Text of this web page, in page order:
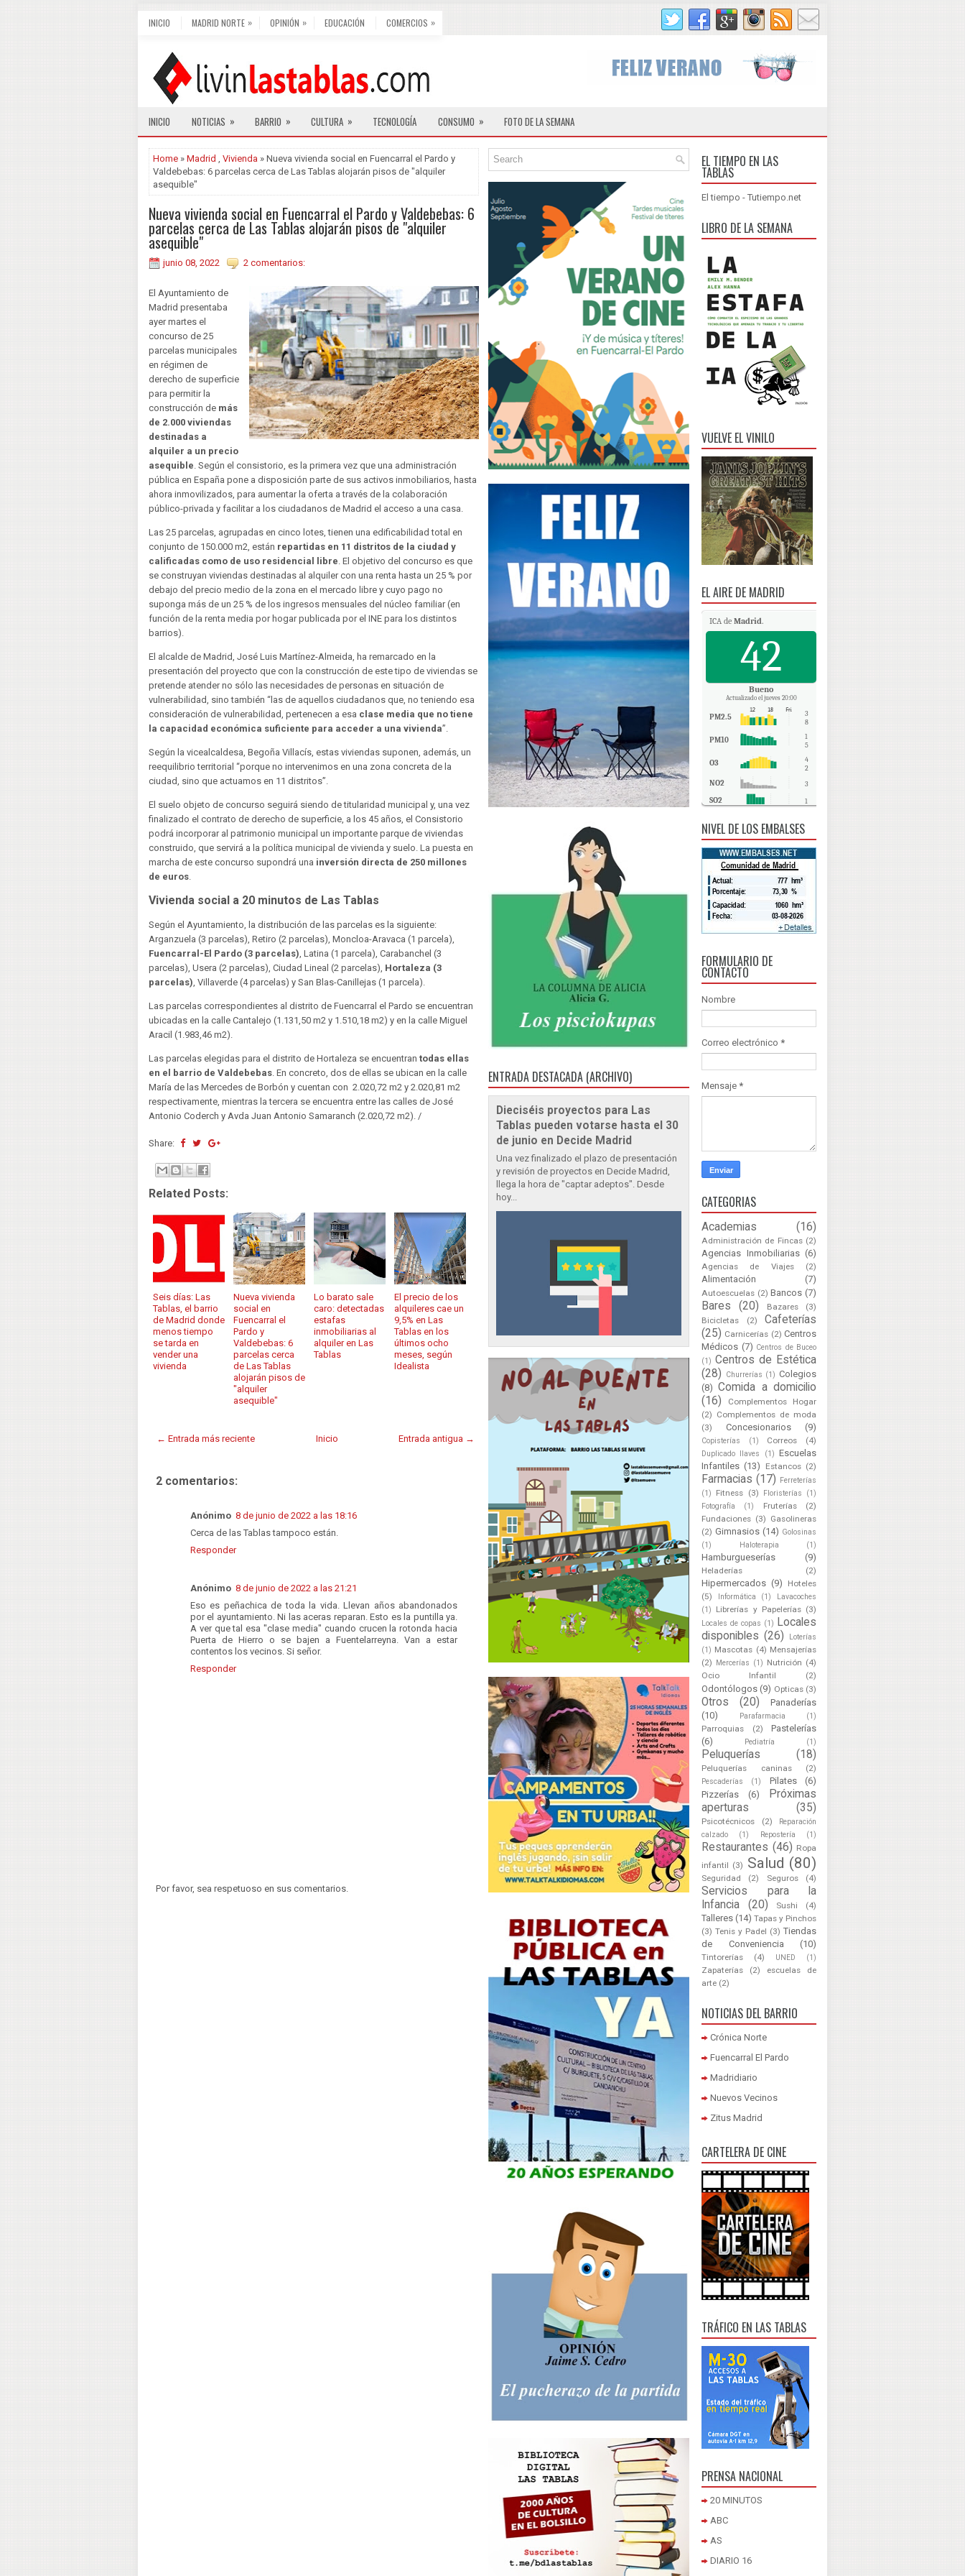
INICIO MADRID NORTE » OPINIÓN » EDUCACIÓN COMERCIOS »
INICIO NOTICIAS » BARRIO » CULTURA » TECNOLOGÍA CONSUMO » FOTO DE LA SEMANA
Home » Madrid , Vivienda » Nueva vivienda social en Fuencarral el Pardo y
Valdebebas: 6 parcelas cerca de Las Tablas alojarán pisos de "alquiler
asequible"
Nueva vivienda social en Fuencarral el Pardo y Valdebebas: 6
parcelas cerca de Las Tablas alojarán pisos de "alquiler
asequible"
junio 08, 2022 2 comentarios:
El Ayuntamiento de
Madrid presentaba
ayer martes el
concurso de 25
parcelas municipales
en régimen de
derecho de superficie
para permitir la
construcción de más
de 2.000 viviendas
destinadas a
alquiler a un precio
asequible. Según el consistorio, es la primera vez que una administración
pública en España pone a disposición parte de sus activos inmobiliarios, hasta
ahora inmovilizados, para aumentar la oferta a través de la colaboración
público-privada y facilitar a los ciudadanos de Madrid el acceso a una casa.
Las 25 parcelas, agrupadas en cinco lotes, tienen una edificabilidad total en
conjunto de 150.000 m2, están repartidas en 11 distritos de la ciudad y
calificadas como de uso residencial libre. El objetivo del concurso es que
se construyan viviendas destinadas al alquiler con una renta hasta un 25 % por
debajo del precio medio de la zona en el mercado libre y cuyo pago no
suponga más de un 25 % de los ingresos mensuales del núcleo familiar (en
función de la renta media por hogar publicada por el INE para los distintos
barrios).
El alcalde de Madrid, José Luis Martínez-Almeida, ha remarcado en la
presentación del proyecto que con la construcción de este tipo de viviendas se
pretende atender no sólo las necesidades de personas en situación de
vulnerabilidad, sino también “las de aquellos ciudadanos que, no teniendo esa
consideración de vulnerabilidad, pertenecen a esa clase media que no tiene
la capacidad económica suficiente para acceder a una vivienda”.
Según la vicealcaldesa, Begoña Villacís, estas viviendas suponen, además, un
reequilibrio territorial “porque no intervenimos en una zona concreta de la
ciudad, sino que actuamos en 11 distritos”.
El suelo objeto de concurso seguirá siendo de titularidad municipal y, una vez
finalizado el contrato de derecho de superficie, a los 45 años, el Consistorio
podrá incorporar al patrimonio municipal un importante parque de viviendas
construido, que servirá a la política municipal de vivienda y suelo. La puesta en
marcha de este concurso supondrá una inversión directa de 250 millones
de euros.
Vivienda social a 20 minutos de Las Tablas
Según el Ayuntamiento, la distribución de las parcelas es la siguiente:
Arganzuela (3 parcelas), Retiro (2 parcelas), Moncloa-Aravaca (1 parcela),
Fuencarral-El Pardo (3 parcelas), Latina (1 parcela), Carabanchel (3
parcelas), Usera (2 parcelas), Ciudad Lineal (2 parcelas), Hortaleza (3
parcelas), Villaverde (4 parcelas) y San Blas-Canillejas (1 parcela).
Las parcelas correspondientes al distrito de Fuencarral el Pardo se encuentran
ubicadas en la calle Cantalejo (1.131,50 m2 y 1.510,18 m2) y en la calle Miguel
Aracil (1.983,46 m2).
Las parcelas elegidas para el distrito de Hortaleza se encuentran todas ellas
en el barrio de Valdebebas. En concreto, dos de ellas se ubican en la calle
María de las Mercedes de Borbón y cuentan con 2.020,72 m2 y 2.020,81 m2
respectivamente, mientras la tercera se encuentra entre las calles de José
Antonio Coderch y Avda Juan Antonio Samaranch (2.020,72 m2). /
Share:
Related Posts:
Seis días: Las
Tablas, el barrio
de Madrid donde
menos tiempo
se tarda en
vender una
vivienda
Nueva vivienda
social en
Fuencarral el
Pardo y
Valdebebas: 6
parcelas cerca
de Las Tablas
alojarán pisos de
"alquiler
asequible"
Lo barato sale
caro: detectadas
estafas
inmobiliarias al
alquiler en Las
Tablas
El precio de los
alquileres cae un
9,5% en Las
Tablas en los
últimos ocho
meses, según
Idealista
← Entrada más reciente Entrada antigua →
Inicio
2 comentarios:
Anónimo 8 de junio de 2022 a las 18:16
Cerca de las Tablas tampoco están.
Responder
Anónimo 8 de junio de 2022 a las 21:21
Eso es peñachica de toda la vida. Llevan años abandonados
por el ayuntamiento. Ni las aceras reparan. Esto es la puntilla ya.
A ver que tal esa "clase media" cuando crucen la rotonda hacia
Puerta de Hierro o se bajen a Fuentelarreyna. Van a estar
contentos los vecinos. Si señor.
Responder
Por favor, sea respetuoso en sus comentarios.
ENTRADA DESTACADA (ARCHIVO)
Dieciséis proyectos para Las
Tablas pueden votarse hasta el 30
de junio en Decide Madrid
Una vez finalizado el plazo de presentación
y revisión de proyectos en Decide Madrid,
llega la hora de "captar adeptos". Desde
hoy...
EL TIEMPO EN LAS
TABLAS
El tiempo - Tutiempo.net
LIBRO DE LA SEMANA
VUELVE EL VINILO
EL AIRE DE MADRID
ICA de Madrid.
42
Bueno
Actualizado el jueves 20:00
PM2.5
3
8
PM10
1
5
O3
4
2
NO2 3
SO2 1
NIVEL DE LOS EMBALSES
FORMULARIO DE
CONTACTO
Nombre
Correo electrónico *
Mensaje *
CATEGORIAS
Academias (16)
Administración de Fincas (2)
Agencias Inmobiliarias (6)
Agencias de Viajes (2)
Alimentación (7)
Autoescuelas (2) Bancos (7)
Bares (20) Bazares
(3)
Bicicletas
(2)
Cafeterías
(25) Carnicerías (2) Centros
Médicos (7) Centros de Buceo
(1) Centros de Estética
(28)
Churrerías (1) Colegios
(8) Comida a domicilio
(16)
Complementos Hogar
(2) Complementos de moda
(3)
Concesionarios (9)
Copisterías (1) Correos (4)
Duplicado llaves (1) Escuelas
Infantiles (13) Estancos (2)
Farmacias (17) Ferreterías
(1)
Fitness (3) Floristerías
(1)
Fotografía
(1) Fruterías
(2)
Fundaciones (3) Gasolineras
(2) Gimnasios (14) Golosinas
(1)
Haloterapia (1)
Hamburgueserías (9)
Heladerías (2)
Hipermercados (9)
Hoteles
(5)
Informática (1)
Lavacoches
(1)
Librerías y Papelerías (3)
Locales de copas (1)
Locales
disponibles (26)
Loterías
(1) Mascotas (4) Mensajerías
(2) Mercerías (1) Nutrición (4)
Ocio Infantil
(2)
Odontólogos (9) Opticas (3)
Otros (20)
Panaderías
(10)
Parafarmacia (1)
Parroquias (2)
Pastelerías
(6)
Pediatría (1)
Peluquerías (18)
Peluquerías caninas (2)
Pescaderías (1) Pilates
(6)
Pizzerías
(6)
Próximas
aperturas
(35)
Psicotécnicos (2)
Reparación
calzado
(1) Repostería (1)
Restaurantes (46) Ropa
infantil (3) Salud (80)
Seguridad (2) Seguros (4)
Servicios para la
Infancia
(20) Sushi (4)
Talleres (14) Tapas y Pinchos
(3) Tenis y Padel (3) Tiendas
de Conveniencia
(10)
Tintorerías (4) UNED (1)
Zapaterías (2)
escuelas de
arte (2)
NOTICIAS DEL BARRIO
Crónica Norte
Fuencarral El Pardo
Madridiario
Nuevos Vecinos
Zitus Madrid
CARTELERA DE CINE
TRÁFICO EN LAS TABLAS
PRENSA NACIONAL
20 MINUTOS
ABC
AS
DIARIO 16